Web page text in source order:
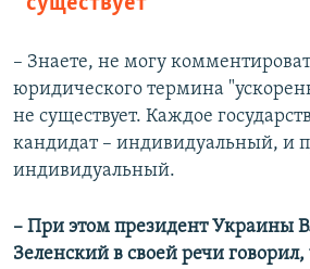
– Знаете, не могу
юридического термина
не существует. Каждое
кандидат – индивидуальный, и
индивидуальный.
– При этом президент Украины
Зеленский в своей речи